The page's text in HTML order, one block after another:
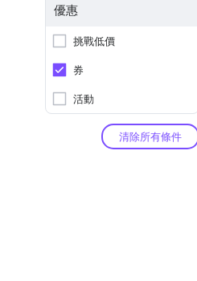
優惠
挑戰低價
券
活動
清除所有條件